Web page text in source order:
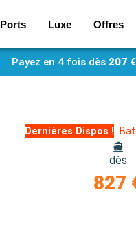
Ports Luxe Offres
Payez en 4 fois dès 207 €
Dernières Dispos !
dès
827